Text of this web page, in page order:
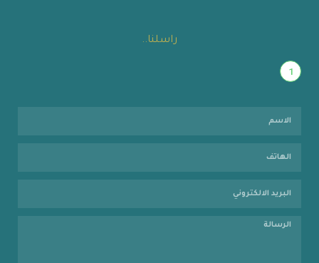
راسلنا..
1